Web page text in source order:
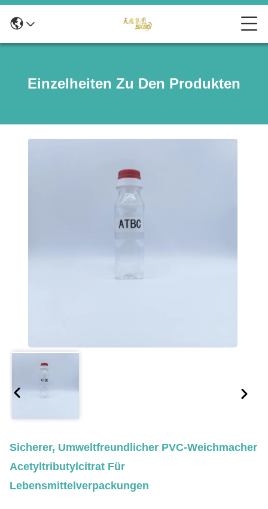
Einzelheiten Zu Den Produkten
Sicherer, Umweltfreundlicher PVC-Weichmacher
Acetyltributylcitrat Für
Lebensmittelverpackungen